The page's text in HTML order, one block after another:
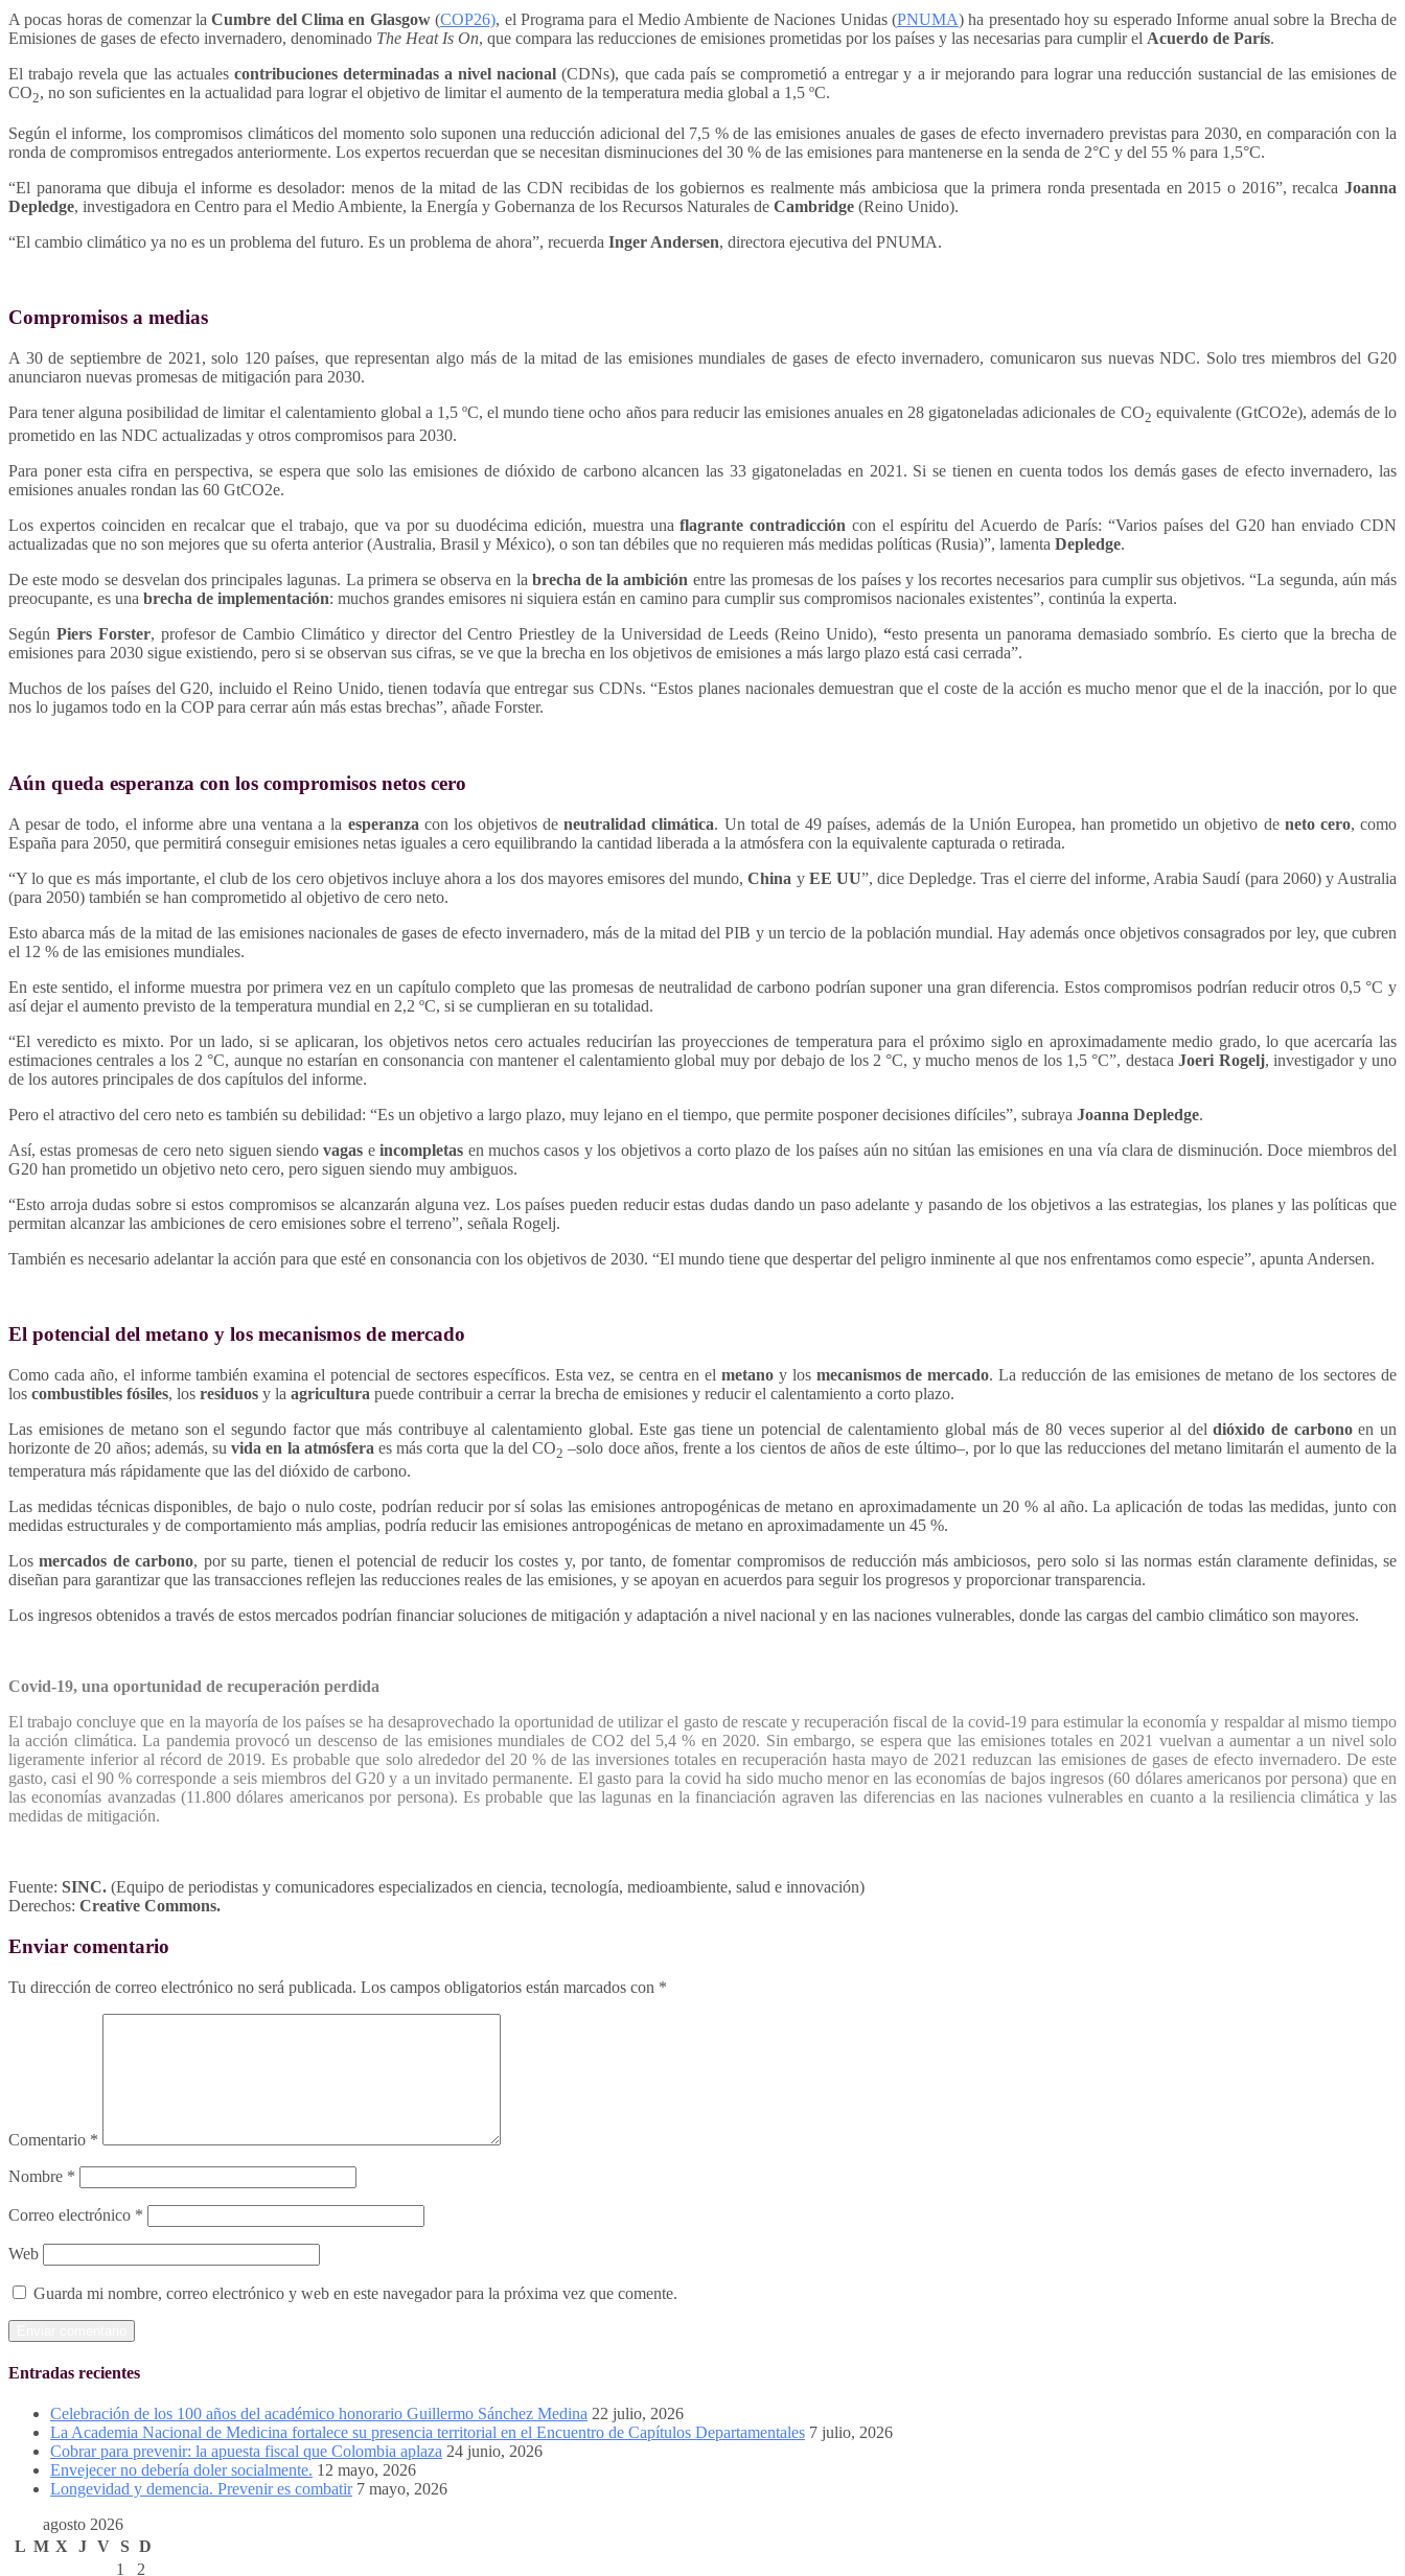
A pocas horas de comenzar laCumbre del Clima en Glasgow(COP26), el Programa para el Medio Ambiente de Naciones Unidas (PNUMA) ha presentado hoy su esperado Informe anual sobre la Brecha de
Emisiones de gases de efecto invernadero, denominado The Heat Is On, que compara las reducciones de emisiones prometidas por los países y las necesarias para cumplir el Acuerdo de París.
El trabajo revela que las actuales contribuciones determinadas a nivel nacional (CDNs), que cada país se comprometió a entregar y a ir mejorando para lograr una reducción sustancial de las emisiones de
CO2, no son suficientes en la actualidad para lograr el objetivo de limitar el aumento de la temperatura media global a 1,5 ºC.
Según el informe, los compromisos climáticos del momento solo suponen una reducción adicional del 7,5 % de las emisiones anuales de gases de efecto invernadero previstas para 2030, en comparación con la
ronda de compromisos entregados anteriormente. Los expertos recuerdan que se necesitan disminuciones del 30 % de las emisiones para mantenerse en la senda de 2°C y del 55 % para 1,5°C.
“El panorama que dibuja el informe es desolador: menos de la mitad de las CDN recibidas de los gobiernos es realmente más ambiciosa que la primera ronda presentada en 2015 o 2016”, recalca Joanna
Depledge, investigadora en Centro para el Medio Ambiente, la Energía y Gobernanza de los Recursos Naturales de Cambridge (Reino Unido).
“El cambio climático ya no es un problema del futuro. Es un problema de ahora”, recuerda Inger Andersen, directora ejecutiva del PNUMA.
Compromisos a medias
A 30 de septiembre de 2021, solo 120 países, que representan algo más de la mitad de las emisiones mundiales de gases de efecto invernadero, comunicaron sus nuevas NDC. Solo tres miembros del G20
anunciaron nuevas promesas de mitigación para 2030.
Para tener alguna posibilidad de limitar el calentamiento global a 1,5 ºC, el mundo tiene ocho años para reducir las emisiones anuales en 28 gigatoneladas adicionales de CO2 equivalente (GtCO2e), además de lo
prometido en las NDC actualizadas y otros compromisos para 2030.
Para poner esta cifra en perspectiva, se espera que solo las emisiones de dióxido de carbono alcancen las 33 gigatoneladas en 2021. Si se tienen en cuenta todos los demás gases de efecto invernadero, las
emisiones anuales rondan las 60 GtCO2e.
Los expertos coinciden en recalcar que el trabajo, que va por su duodécima edición, muestra unaflagrante contradicción con el espíritu del Acuerdo de París: “Varios países del G20 han enviado CDN
actualizadas que no son mejores que su oferta anterior (Australia, Brasil y México), o son tan débiles que no requieren más medidas políticas (Rusia)”, lamenta Depledge.
De este modo se desvelan dos principales lagunas. La primera se observa en la brecha de la ambición entre las promesas de los países y los recortes necesarios para cumplir sus objetivos. “La segunda, aún más
preocupante, es una brecha de implementación: muchos grandes emisores ni siquiera están en camino para cumplir sus compromisos nacionales existentes”, continúa la experta.
Según Piers Forster, profesor de Cambio Climático y director del Centro Priestley de la Universidad de Leeds (Reino Unido), “esto presenta un panorama demasiado sombrío. Es cierto que la brecha de
emisiones para 2030 sigue existiendo, pero si se observan sus cifras, se ve que la brecha en los objetivos de emisiones a más largo plazo está casi cerrada”.
Muchos de los países del G20, incluido el Reino Unido, tienen todavía que entregar sus CDNs. “Estos planes nacionales demuestran que el coste de la acción es mucho menor que el de la inacción, por lo que
nos lo jugamos todo en la COP para cerrar aún más estas brechas”, añade Forster.
Aún queda esperanza con los compromisos netos cero
A pesar de todo, el informe abre una ventana a la esperanza con los objetivos deneutralidad climática. Un total de 49 países, además de la Unión Europea, han prometido un objetivo de neto cero, como
España para 2050, que permitirá conseguir emisiones netas iguales a cero equilibrando la cantidad liberada a la atmósfera con la equivalente capturada o retirada.
“Y lo que es más importante, el club de los cero objetivos incluye ahora a los dos mayores emisores del mundo,China y EE UU”, dice Depledge. Tras el cierre del informe, Arabia Saudí (para 2060) y Australia
(para 2050) también se han comprometido al objetivo de cero neto.
Esto abarca más de la mitad de las emisiones nacionales de gases de efecto invernadero, más de la mitad del PIB y un tercio de la población mundial. Hay además once objetivos consagrados por ley, que cubren
el 12 % de las emisiones mundiales.
En este sentido, el informe muestra por primera vez en un capítulo completo que las promesas de neutralidad de carbono podrían suponer una gran diferencia. Estos compromisos podrían reducir otros 0,5 °C y
así dejar el aumento previsto de la temperatura mundial en 2,2 ºC, si se cumplieran en su totalidad.
“El veredicto es mixto. Por un lado, si se aplicaran, los objetivos netos cero actuales reducirían las proyecciones de temperatura para el próximo siglo en aproximadamente medio grado, lo que acercaría las
estimaciones centrales a los 2 °C, aunque no estarían en consonancia con mantener el calentamiento global muy por debajo de los 2 °C, y mucho menos de los 1,5 °C”, destacaJoeri Rogelj, investigador y uno
de los autores principales de dos capítulos del informe.
Pero el atractivo del cero neto es también su debilidad: “Es un objetivo a largo plazo, muy lejano en el tiempo, que permite posponer decisiones difíciles”, subraya Joanna Depledge.
Así, estas promesas de cero neto siguen siendovagas eincompletas en muchos casos y los objetivos a corto plazo de los países aún no sitúan las emisiones en una vía clara de disminución. Doce miembros del
G20 han prometido un objetivo neto cero, pero siguen siendo muy ambiguos.
“Esto arroja dudas sobre si estos compromisos se alcanzarán alguna vez. Los países pueden reducir estas dudas dando un paso adelante y pasando de los objetivos a las estrategias, los planes y las políticas que
permitan alcanzar las ambiciones de cero emisiones sobre el terreno”, señala Rogelj.
También es necesario adelantar la acción para que esté en consonancia con los objetivos de 2030. “El mundo tiene que despertar del peligro inminente al que nos enfrentamos como especie”, apunta Andersen.
El potencial del metano y los mecanismos de mercado
Como cada año, el informe también examina el potencial de sectores específicos. Esta vez, se centra en el metanoy los mecanismos de mercado. La reducción de las emisiones de metano de los sectores de
los combustibles fósiles, los residuos y la agricultura puede contribuir a cerrar la brecha de emisiones y reducir el calentamiento a corto plazo.
Las emisiones de metano son el segundo factor que más contribuye al calentamiento global. Este gas tiene un potencial de calentamiento global más de 80 veces superior al deldióxido de carbonoen un
horizonte de 20 años; además, suvida en la atmósfera es más corta que la del CO2 –solo doce años, frente a los cientos de años de este último–, por lo que las reducciones del metano limitarán el aumento de la
temperatura más rápidamente que las del dióxido de carbono.
Las medidas técnicas disponibles, de bajo o nulo coste, podrían reducir por sí solas las emisiones antropogénicas de metano en aproximadamente un 20 % al año. La aplicación de todas las medidas, junto con
medidas estructurales y de comportamiento más amplias, podría reducir las emisiones antropogénicas de metano en aproximadamente un 45 %.
Losmercados de carbono, por su parte, tienen el potencial de reducir los costes y, por tanto, de fomentar compromisos de reducción más ambiciosos, pero solo si las normas están claramente definidas, se
diseñan para garantizar que las transacciones reflejen las reducciones reales de las emisiones, y se apoyan en acuerdos para seguir los progresos y proporcionar transparencia.
Los ingresos obtenidos a través de estos mercados podrían financiar soluciones de mitigación y adaptación a nivel nacional y en las naciones vulnerables, donde las cargas del cambio climático son mayores.
Covid-19, una oportunidad de recuperación perdida
El trabajo concluye que en la mayoría de los países se ha desaprovechado la oportunidad de utilizar el gasto de rescate y recuperación fiscal de la covid-19 para estimular la economía y respaldar al mismo tiempo
la acción climática. La pandemia provocó un descenso de las emisiones mundiales de CO2 del 5,4 % en 2020. Sin embargo, se espera que las emisiones totales en 2021 vuelvan a aumentar a un nivel solo
ligeramente inferior al récord de 2019. Es probable que solo alrededor del 20 % de las inversiones totales en recuperación hasta mayo de 2021 reduzcan las emisiones de gases de efecto invernadero. De este
gasto, casi el 90 % corresponde a seis miembros del G20 y a un invitado permanente. El gasto para la covid ha sido mucho menor en las economías de bajos ingresos (60 dólares americanos por persona) que en
las economías avanzadas (11.800 dólares americanos por persona). Es probable que las lagunas en la financiación agraven las diferencias en las naciones vulnerables en cuanto a la resiliencia climática y las
medidas de mitigación.
Fuente: SINC. (Equipo de periodistas y comunicadores especializados en ciencia, tecnología, medioambiente, salud e innovación)
Derechos: Creative Commons.
Enviar comentario
Tu dirección de correo electrónico no será publicada. Los campos obligatorios están marcados con *
Comentario *
Nombre *
Correo electrónico *
Web
Guarda mi nombre, correo electrónico y web en este navegador para la próxima vez que comente.
Entradas recientes
Celebración de los 100 años del académico honorario Guillermo Sánchez Medina 22 julio, 2026
La Academia Nacional de Medicina fortalece su presencia territorial en el Encuentro de Capítulos Departamentales 7 julio, 2026
Cobrar para prevenir: la apuesta fiscal que Colombia aplaza 24 junio, 2026
Envejecer no debería doler socialmente. 12 mayo, 2026
Longevidad y demencia. Prevenir es combatir 7 mayo, 2026
agosto 2026
L M X J V S D
1
2